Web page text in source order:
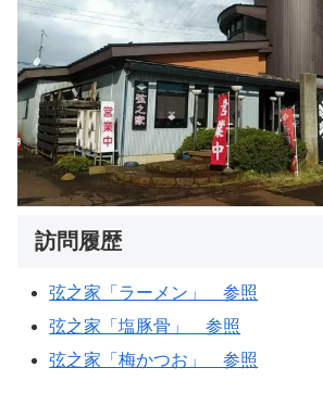
訪問履歴
弦之家「ラーメン」 参照
弦之家「塩豚骨」 参照
弦之家「梅かつお」 参照